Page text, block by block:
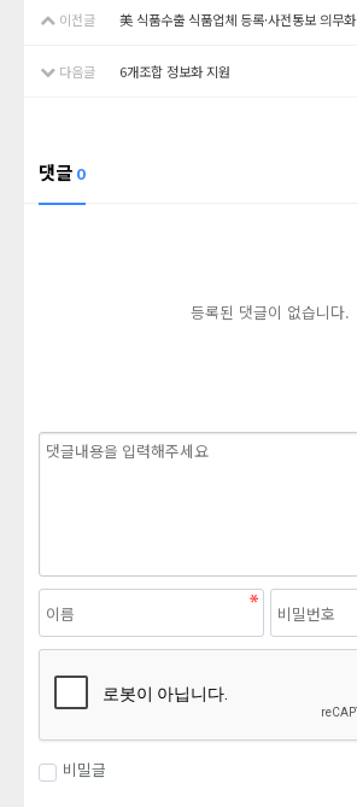
이전글 美 식품수출 식품업체 등록·사전통보 의무화
다음글 6개조합 정보화 지원
댓글 0
등록된 댓글이 없습니다.
비밀글